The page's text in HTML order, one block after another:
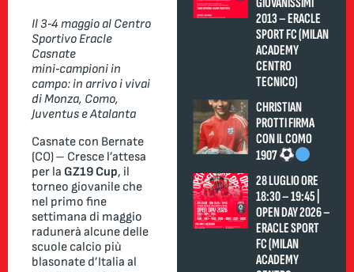
Il 3‑4 maggio al Centro
Sportivo Eracle
Casnate
mini‑campioni in
campo: in arrivo i vivai
di Monza, Como,
Juventus e Atalanta
Casnate con Bernate
(CO) – Cresce l’attesa
per la GZ19 Cup, il
torneo giovanile che
nel primo fine
settimana di maggio
radunerà alcune delle
scuole calcio più
blasonate d’Italia al
2013 – ERACLE
SPORT FC (MILAN
ACADEMY
CENTRO
TECNICO)
CHRISTIAN
PROTTI FIRMA
CON IL COMO
1907
28 LUGLIO ORE
18:30 – 19:45 |
OPEN DAY 2026 –
ERACLE SPORT
FC (MILAN
ACADEMY